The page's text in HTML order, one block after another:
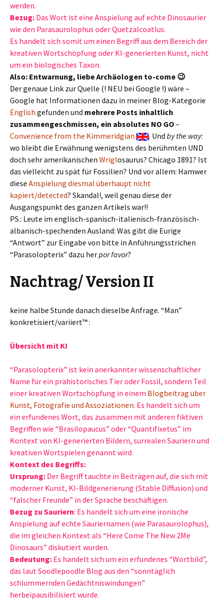
werden.
Bezug: Das Wort ist eine Anspielung auf echte Dinosaurier
wie den Parasaurolophus oder Quetzalcoatlus.
Es handelt sich somit um einen Begriff aus dem Bereich der
kreativen Wortschöpfung oder KI-generierten Kunst, nicht
um ein biologisches Taxon.
Also: Entwarnung, liebe Archäologen to-come 😉
Der genaue Link zur Quelle (! NEU bei Google !) wäre –
Google hat Informationen dazu in meiner Blog-Kategorie
English gefunden und mehrere Posts inhaltlich
zusammengeschmissen, ein absolutes NO GO–
Convenience from the Kimmeridgian
. Und by the way:
wo bleibt die Erwähnung wenigstens des berühmten UND
doch sehr amerikanischen Wriglosaurus? Chicago 1891? Ist
das vielleicht zu spät für Fossilien? Und vor allem: Hamwer
diese Anspielung diesmal überhaupt nicht
kapiert/detected? Skandal!, weil genau diese der
Ausgangspunkt des ganzen Artikels war!!
PS.: Leute im englisch-spanisch-italienisch-französisch-
albanisch-spechenden Ausland: Was gibt die Eurige
“Antwort” zur Eingabe von bitte in Anführungsstrichen
“Parasolopterix” dazu herpor favor?
Nachtrag/ Version II
keine halbe Stunde danach dieselbe Anfrage. “Man”
konkretisiert/variiert™ :
Übersicht mit KI
“Parasolopterix” ist kein anerkannter wissenschaftlicher
Name für ein prähistorisches Tier oder Fossil, sondern Teil
einer kreativen Wortschöpfung in einem Blogbeitrag über
Kunst, Fotografie und Assoziationen. Es handelt sich um
ein erfundenes Wort, das zusammen mit anderen fiktiven
Begriffen wie “Brasilopaucus” oder “Quantifixetus” im
Kontext von KI-generierten Bildern, surrealen Sauriern und
kreativen Wortspielen genannt wird.
Kontext des Begriffs:
Ursprung: Der Begriff tauchte in Beiträgen auf, die sich mit
moderner Kunst, KI-Bildgenerierung (Stable Diffusion) und
“falscher Freunde” in der Sprache beschäftigen.
Bezug zu Sauriern: Es handelt sich um eine ironische
Anspielung auf echte Sauriernamen (wie Parasaurolophus),
die im gleichen Kontext als “Here Come The New 2Me
Dinosaurs” diskutiert wurden.
Bedeutung: Es handelt sich um ein erfundenes “Wortbild”,
das laut Soodlepoodle Blog aus den “sonntäglich
schlummernden Gedächtniswindungen”
herbeipausibilisiert wurde.